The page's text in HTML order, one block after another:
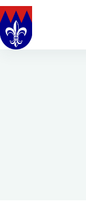
Zum
Inhalt
springen